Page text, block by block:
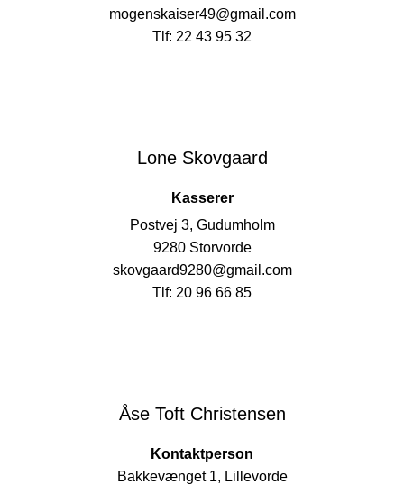
mogenskaiser49@gmail.com
Tlf: 22 43 95 32
Lone Skovgaard
Kasserer
Postvej 3, Gudumholm
9280 Storvorde
skovgaard9280@gmail.com
Tlf: 20 96 66 85
Åse Toft Christensen
Kontaktperson
Bakkevænget 1, Lillevorde